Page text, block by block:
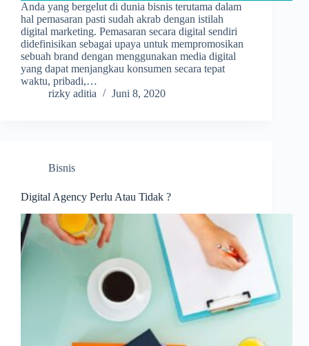
Anda yang bergelut di dunia bisnis terutama dalam
hal pemasaran pasti sudah akrab dengan istilah
digital marketing. Pemasaran secara digital sendiri
didefinisikan sebagai upaya untuk mempromosikan
sebuah brand dengan menggunakan media digital
yang dapat menjangkau konsumen secara tepat
waktu, pribadi,…
rizky aditia
Juni 8, 2020
Bisnis
Digital Agency Perlu Atau Tidak ?